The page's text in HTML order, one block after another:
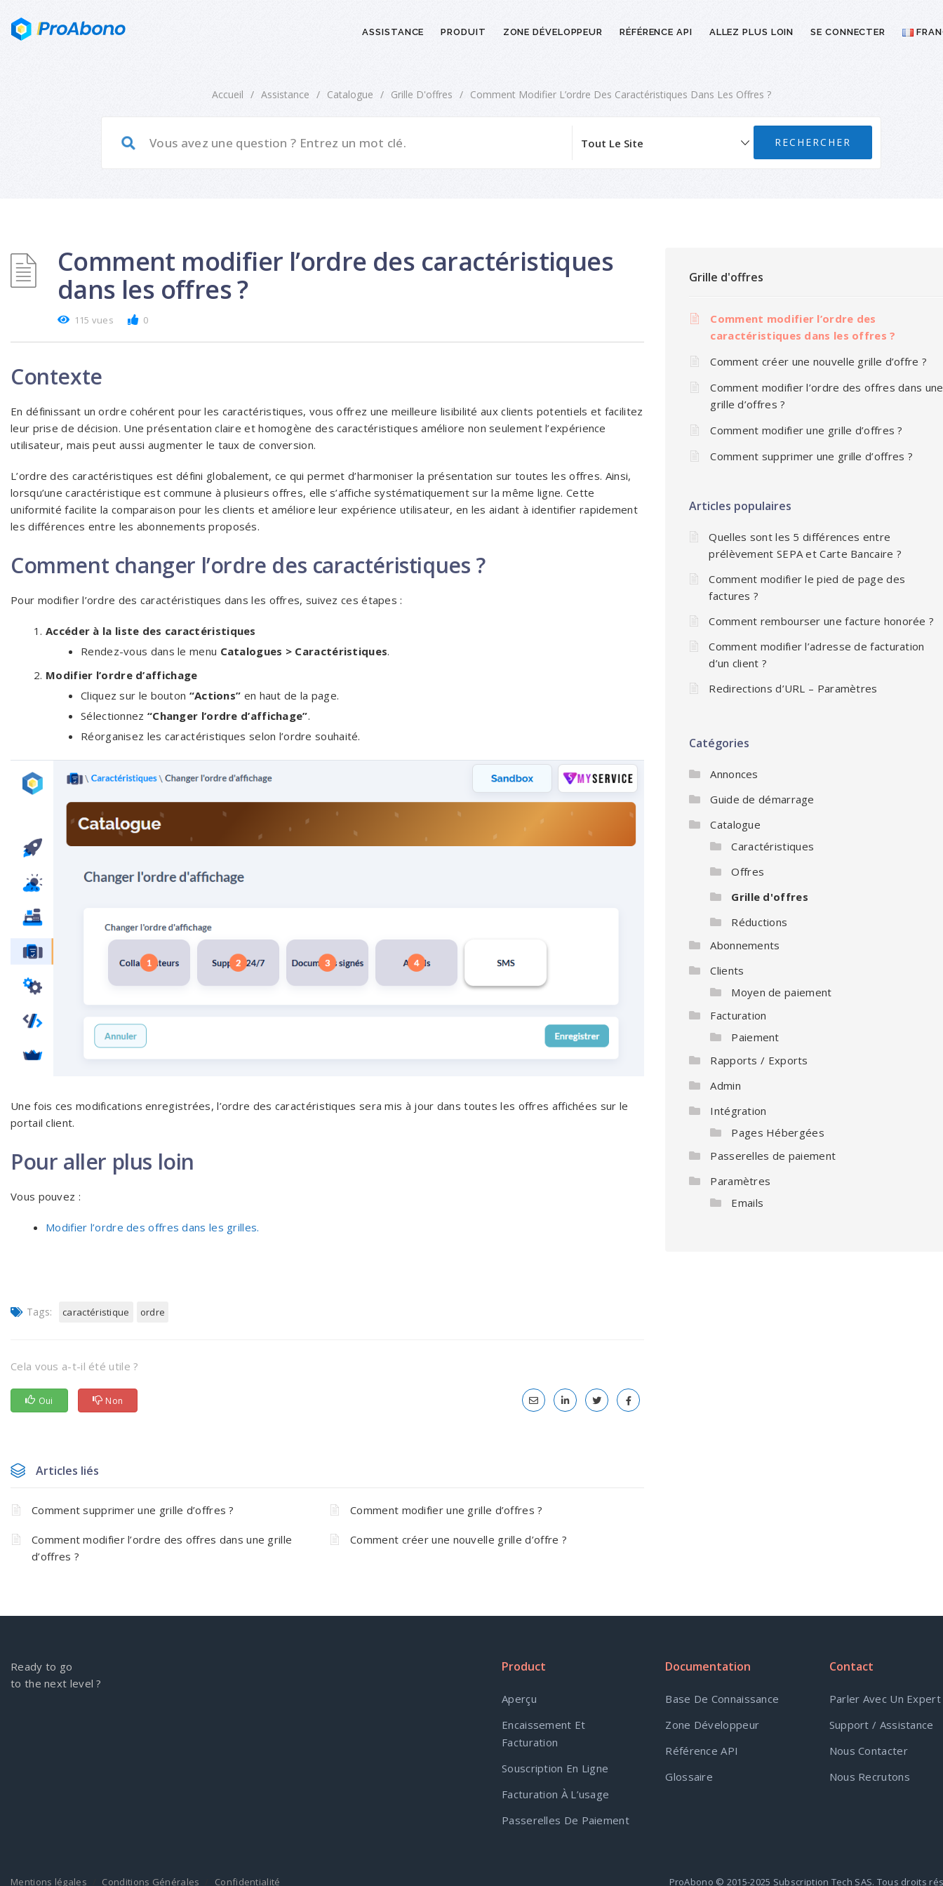
ASSISTANCE PRODUIT ZONE DÉVELOPPEUR RÉFÉRENCE API ALLEZ PLUS LOIN SE CONNECTER
Accueil / Assistance / Catalogue / Grille D'offres / Comment Modifier L’ordre Des Caractéristiques Dans Les Offres ?
Comment modifier l’ordre des caractéristiques
dans les offres ?
115 vues 0
Contexte
En définissant un ordre cohérent pour les caractéristiques, vous offrez une meilleure lisibilité aux clients potentiels et facilitez
leur prise de décision. Une présentation claire et homogène des caractéristiques améliore non seulement l’expérience
utilisateur, mais peut aussi augmenter le taux de conversion.
L’ordre des caractéristiques est défini globalement, ce qui permet d’harmoniser la présentation sur toutes les offres. Ainsi,
lorsqu’une caractéristique est commune à plusieurs offres, elle s’affiche systématiquement sur la même ligne. Cette
uniformité facilite la comparaison pour les clients et améliore leur expérience utilisateur, en les aidant à identifier rapidement
les différences entre les abonnements proposés.
Comment changer l’ordre des caractéristiques ?
Pour modifier l’ordre des caractéristiques dans les offres, suivez ces étapes :
Accéder à la liste des caractéristiques
Rendez-vous dans le menu Catalogues > Caractéristiques.
Modifier l’ordre d’affichage
Cliquez sur le bouton “Actions” en haut de la page.
Sélectionnez “Changer l’ordre d’affichage”.
Réorganisez les caractéristiques selon l’ordre souhaité.
Une fois ces modifications enregistrées, l’ordre des caractéristiques sera mis à jour dans toutes les offres affichées sur le
portail client.
Pour aller plus loin
Vous pouvez :
Modifier l’ordre des offres dans les grilles.
Tags: caractéristique ordre
Cela vous a-t-il été utile ?
Oui Non
Articles liés
Comment supprimer une grille d’offres ? Comment modifier une grille d’offres ?
Comment modifier l’ordre des offres dans une grille
d’offres ?
Comment créer une nouvelle grille d’offre ?
Grille d'offres
Comment modifier l’ordre des
caractéristiques dans les offres ?
Comment créer une nouvelle grille d’offre ?
Comment modifier l’ordre des offres dans une
grille d’offres ?
Comment modifier une grille d’offres ?
Comment supprimer une grille d’offres ?
Articles populaires
Quelles sont les 5 différences entre
prélèvement SEPA et Carte Bancaire ?
Comment modifier le pied de page des
factures ?
Comment rembourser une facture honorée ?
Comment modifier l’adresse de facturation
d’un client ?
Redirections d’URL – Paramètres
Catégories
Annonces
Guide de démarrage
Catalogue
Caractéristiques
Offres
Grille d'offres
Réductions
Abonnements
Clients
Moyen de paiement
Facturation
Paiement
Rapports / Exports
Admin
Intégration
Pages Hébergées
Passerelles de paiement
Paramètres
Emails
Ready to go
to the next level ?
Product
Aperçu
Encaissement Et
Facturation
Souscription En Ligne
Facturation À L’usage
Passerelles De Paiement
Documentation
Base De Connaissance
Zone Développeur
Référence API
Glossaire
Contact
Parler Avec Un Expert
Support / Assistance
Nous Contacter
Nous Recrutons
Mentions légales Conditions Générales Confidentialité ProAbono © 2015-2025 Subscription Tech SAS. Tous droits